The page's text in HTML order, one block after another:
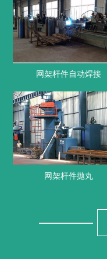
网架杆件自动焊接
网架杆件拋丸